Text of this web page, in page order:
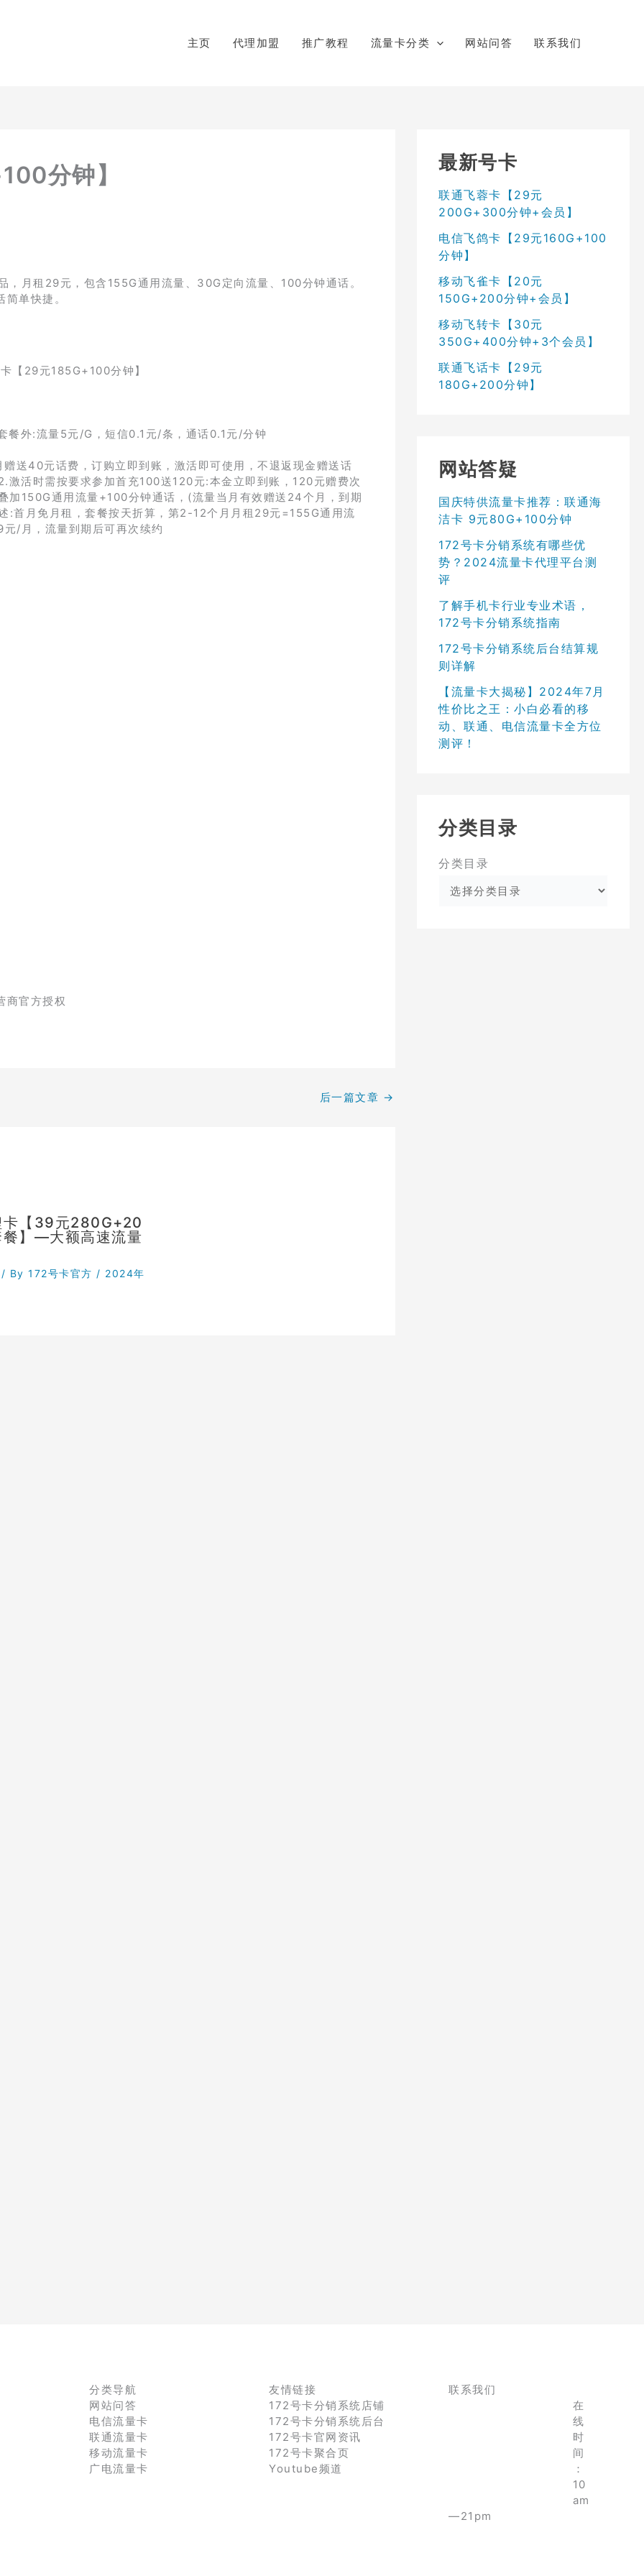
主页 代理加盟 推广教程 流量卡分类 网站问答 联系我们
分钟】
，月租29元，包含155G通用流量、30G定向流量、100分钟通话。
单快捷。
外:流量5元/G，短信0.1元/条，通话0.1元/分钟
送40元话费，订购立即到账，激活即可使用，不退返现金赠送话
激活时需按要求参加首充100送120元:本金立即到账，120元赠费次
加150G通用流量+100分钟通话，(流量当月有效赠送24个月，到期
:首月免月租，套餐按天折算，第2-12个月月租29元=155G通用流
/月，流量到期后可再次续约
商官方授权
后一篇文章 →
卡【39元280G+20
餐】—大额高速流量
/ By172号卡官方/ 2024年
最新号卡
联通飞蓉卡【29元
200G+300分钟+会员】
电信飞鸽卡【29元160G+100
分钟】
移动飞雀卡【20元
150G+200分钟+会员】
移动飞转卡【30元
350G+400分钟+3个会员】
联通飞话卡【29元
180G+200分钟】
网站答疑
国庆特供流量卡推荐：联通海
洁卡 9元80G+100分钟
172号卡分销系统有哪些优
势？2024流量卡代理平台测
评
了解手机卡行业专业术语，
172号卡分销系统指南
172号卡分销系统后台结算规
则详解
【流量卡大揭秘】2024年7月
性价比之王：小白必看的移
动、联通、电信流量卡全方位
测评！
分类目录
分类目录
分类导航
网站问答
电信流量卡
联通流量卡
移动流量卡
广电流量卡
友情链接
172号卡分销系统店铺
172号卡分销系统后台
172号卡官网资讯
172号卡聚合页
Youtube频道
联系我们
在
线
时
间
：
10
am
—21pm